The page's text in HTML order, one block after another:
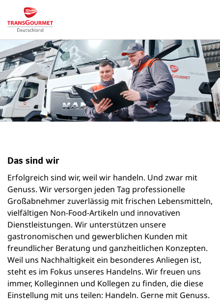
Das sind wir
Erfolgreich sind wir, weil wir handeln. Und zwar mit
Genuss. Wir versorgen jeden Tag professionelle
Großabnehmer zuverlässig mit frischen Lebensmitteln,
vielfältigen Non-Food-Artikeln und innovativen
Dienstleistungen. Wir unterstützen unsere
gastronomischen und gewerblichen Kunden mit
freundlicher Beratung und ganzheitlichen Konzepten.
Weil uns Nachhaltigkeit ein besonderes Anliegen ist,
steht es im Fokus unseres Handelns. Wir freuen uns
immer, Kolleginnen und Kollegen zu finden, die diese
Einstellung mit uns teilen: Handeln. Gerne mit Genuss.